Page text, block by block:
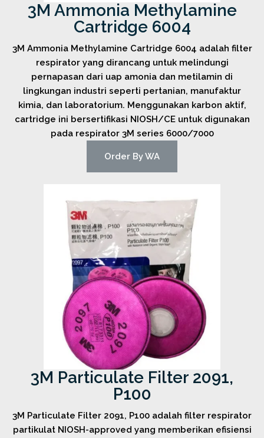
3M Ammonia Methylamine
Cartridge 6004
3M Ammonia Methylamine Cartridge 6004 adalah filter
respirator yang dirancang untuk melindungi
pernapasan dari uap amonia dan metilamin di
lingkungan industri seperti pertanian, manufaktur
kimia, dan laboratorium. Menggunakan karbon aktif,
cartridge ini bersertifikasi NIOSH/CE untuk digunakan
pada respirator 3M series 6000/7000
Order By WA
3M Particulate Filter 2091,
P100
3M Particulate Filter 2091, P100 adalah filter respirator
partikulat NIOSH-approved yang memberikan efisiensi